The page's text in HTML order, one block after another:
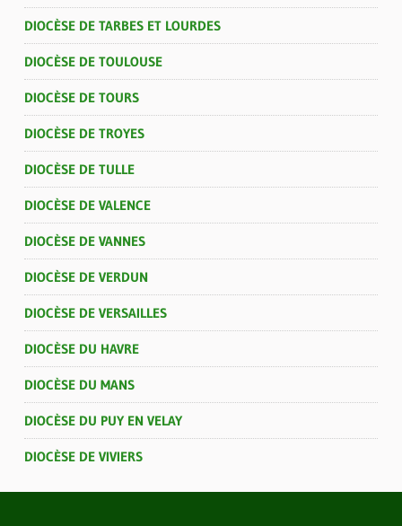
DIOCÈSE DE TARBES ET LOURDES
DIOCÈSE DE TOULOUSE
DIOCÈSE DE TOURS
DIOCÈSE DE TROYES
DIOCÈSE DE TULLE
DIOCÈSE DE VALENCE
DIOCÈSE DE VANNES
DIOCÈSE DE VERDUN
DIOCÈSE DE VERSAILLES
DIOCÈSE DU HAVRE
DIOCÈSE DU MANS
DIOCÈSE DU PUY EN VELAY
DIOCÈSE DE VIVIERS